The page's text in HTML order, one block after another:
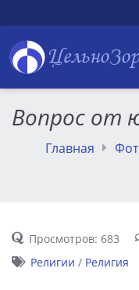
ЦельноЗор
Вопрос от
Главная
Просмотров: 683
Религии / Религия